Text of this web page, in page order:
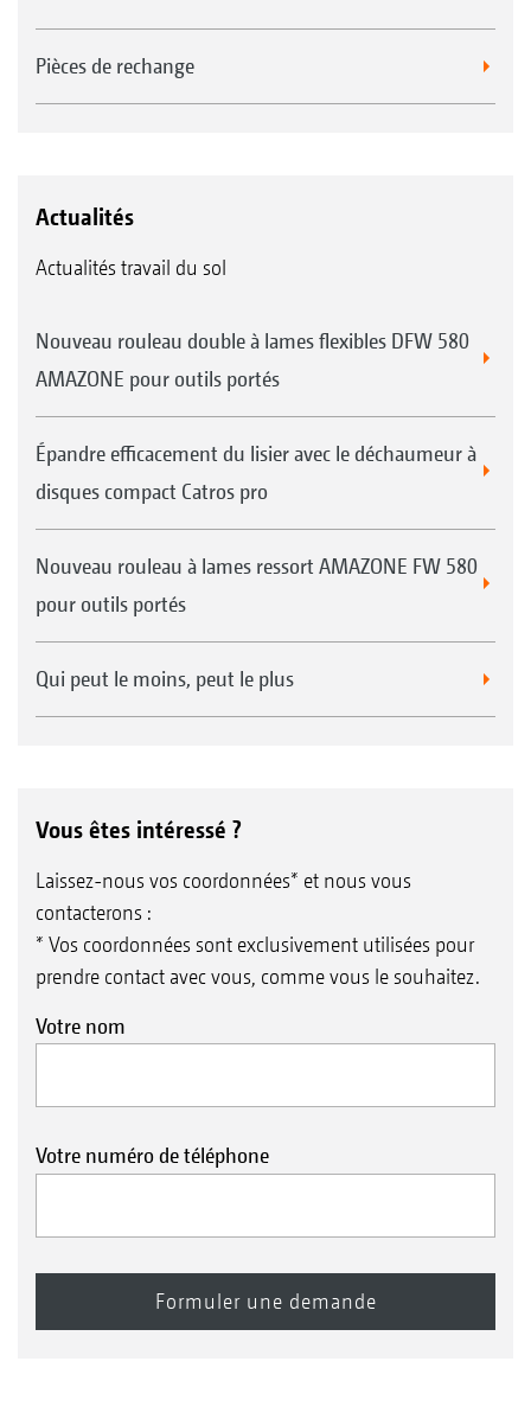
Pièces de rechange
Actualités
Actualités travail du sol
Nouveau rouleau double à lames flexibles DFW 580
AMAZONE pour outils portés
Épandre efficacement du lisier avec le déchaumeur à
disques compact Catros pro
Nouveau rouleau à lames ressort AMAZONE FW 580
pour outils portés
Qui peut le moins, peut le plus
Vous êtes intéressé ?
Laissez-nous vos coordonnées* et nous vous
contacterons :
* Vos coordonnées sont exclusivement utilisées pour
prendre contact avec vous, comme vous le souhaitez.
Votre nom
Votre numéro de téléphone